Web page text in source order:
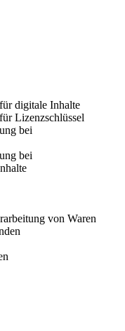
digitale Inhalte
Lizenzschlüssel
bei
bei
von Waren